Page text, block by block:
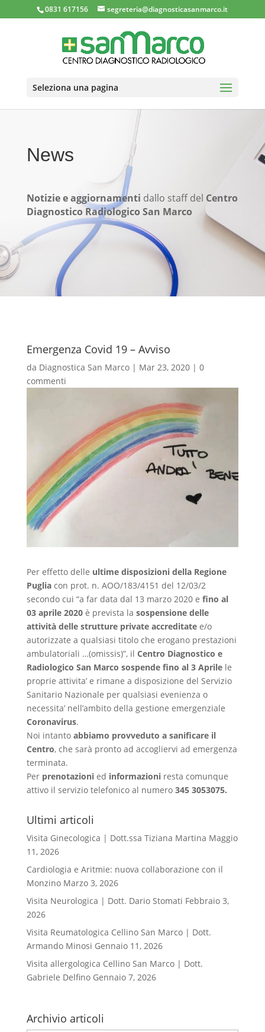
0831 617156 segreteria@diagnosticasanmarco.it
Seleziona una pagina
News
Notizie e aggiornamenti dallo staff del Centro
Diagnostico Radiologico San Marco
Emergenza Covid 19 – Avviso
da Diagnostica San Marco| Mar 23, 2020| 0
commenti
Per effetto delle ultime disposizioni della Regione
Pugliacon prot. n. AOO/183/4151 del 12/03/2
secondo cui “a far data dal 13 marzo 2020 e fino al
03 aprile 2020è prevista la sospensione delle
attività delle strutture private accreditatee/o
autorizzate a qualsiasi titolo che erogano prestazioni
ambulatoriali …(omissis)”, il Centro Diagnostico e
Radiologico San Marco sospende fino al 3 Aprilele
proprie attivita’ e rimane a disposizione del Servizio
Sanitario Nazionale per qualsiasi evenienza o
necessita’ nell’ambito della gestione emergenziale
Coronavirus.
Noi intanto abbiamo provveduto a sanificare il
Centro, che sarà pronto ad accogliervi ad emergenza
terminata.
Per prenotazionied informazioniresta comunque
attivo il servizio telefonico al numero 345 3053075.
Ultimi articoli
Visita Ginecologica | Dott.ssa Tiziana Martina Maggio
11, 2026
Cardiologia e Aritmie: nuova collaborazione con il
Monzino Marzo 3, 2026
Visita Neurologica | Dott. Dario Stomati Febbraio 3,
2026
Visita Reumatologica Cellino San Marco | Dott.
Armando Minosi Gennaio 11, 2026
Visita allergologica Cellino San Marco | Dott.
Gabriele Delfino Gennaio 7, 2026
Archivio articoli